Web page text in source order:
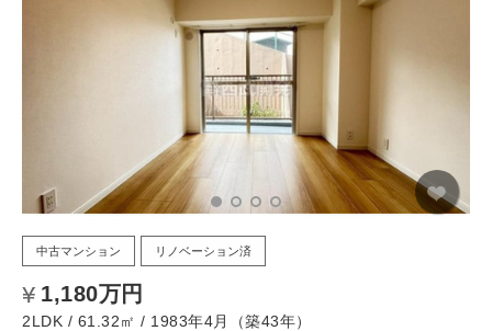
中古マンション リノベーション済
1,180万円
2LDK / 61.32㎡ / 1983年4月（築43年）